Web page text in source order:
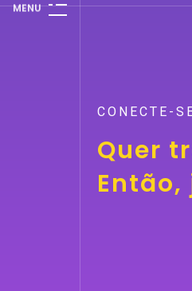
MENU
CONECTE-
Quer